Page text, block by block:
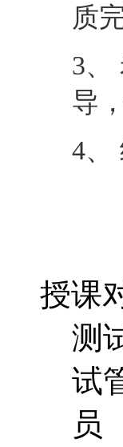
质
3、
导
4、
授课
测
试
员